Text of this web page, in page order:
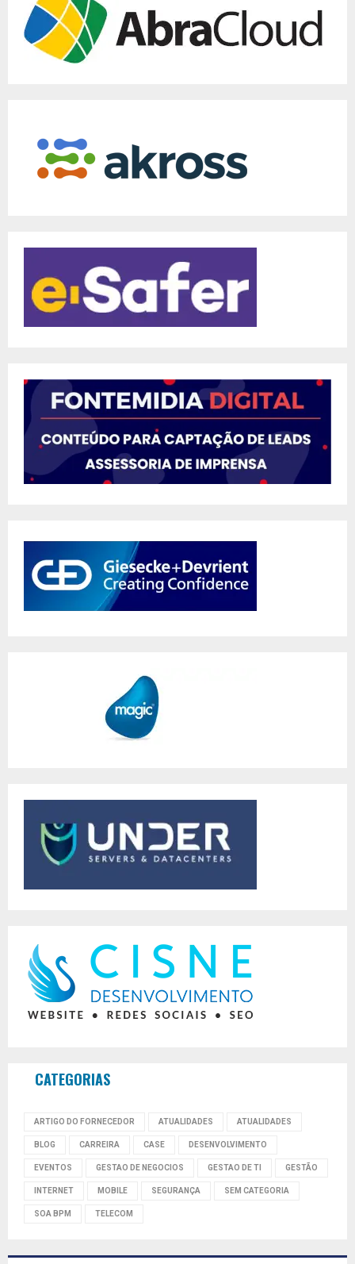
CATEGORIAS
ARTIGO DO FORNECEDOR ATUALIDADES ATUALIDADES
BLOG CARREIRA CASE DESENVOLVIMENTO
EVENTOS GESTAO DE NEGOCIOS GESTAO DE TI GESTÃO
INTERNET MOBILE SEGURANÇA SEM CATEGORIA
SOA BPM TELECOM